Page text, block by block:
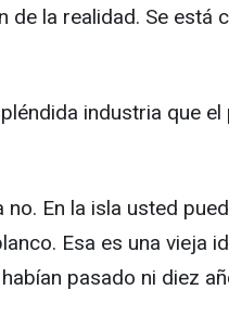
la realidad. Se está
industria que
En la isla usted
Esa es una vieja
pasado ni diez